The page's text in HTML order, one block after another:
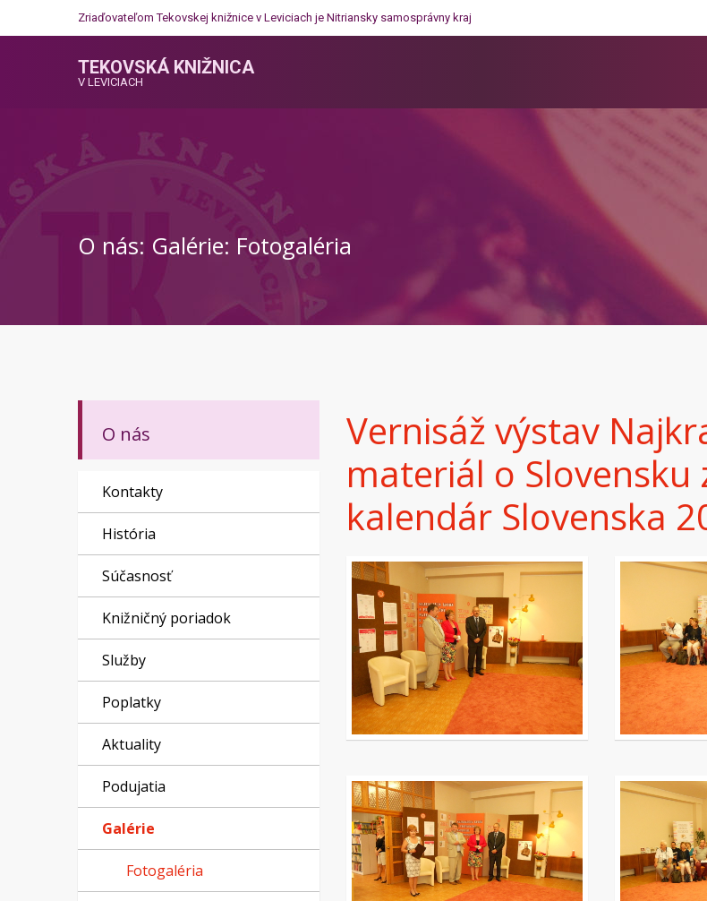
Zriaďovateľom Tekovskej knižnice v Leviciach je Nitriansky samosprávny kraj
TEKOVSKÁ KNIŽNICA
V LEVICIACH
O nás: Galérie: Fotogaléria
O nás
Kontakty
História
Súčasnosť
Knižničný poriadok
Služby
Poplatky
Aktuality
Podujatia
Galérie
Fotogaléria
Vernisáž výstav
materiál o
kalendár Slovenska